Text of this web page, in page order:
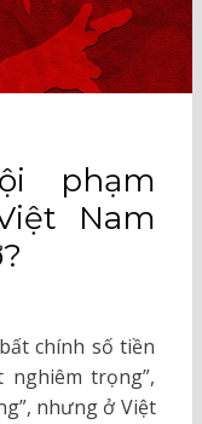
phạm
Nam
chính số tiền
trọng”,
nhưng ở Việt